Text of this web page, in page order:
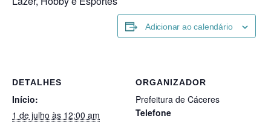
Adicionar ao calendário
DETALHES
Início:
1 de julho às 12:00 am
ORGANIZADOR
Prefeitura de Cáceres
Telefone